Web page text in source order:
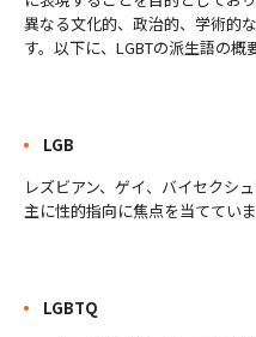
異なる文化的、政治的、学術的
す。以下に、LGBTの派生語の概
LGB
レズビアン、ゲイ、バイセクシ
主に性的指向に焦点を当てていま
LGBTQ